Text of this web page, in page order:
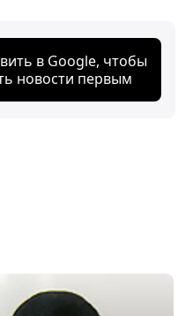
в Google, чтобы
новости первым